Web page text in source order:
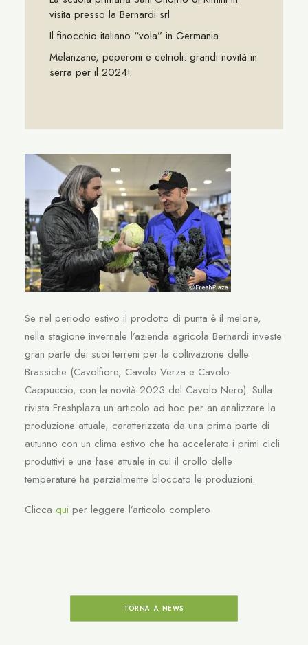
visita presso la Bernardi srl
Il finocchio italiano “vola” in Germania
Melanzane, peperoni e cetrioli: grandi novità in
serra per il 2024!
Se nel periodo estivo il prodotto di punta è il melone,
nella stagione invernale l’azienda agricola Bernardi investe
gran parte dei suoi terreni per la coltivazione delle
Brassiche (Cavolfiore, Cavolo Verza e Cavolo
Cappuccio, con la novità 2023 del Cavolo Nero). Sulla
rivista Freshplaza un articolo ad hoc per an analizzare la
produzione attuale, caratterizzata da una prima parte di
autunno con un clima estivo che ha accelerato i primi cicli
produttivi e una fase attuale in cui il crollo delle
temperature ha parzialmente bloccato le produzioni.
Clicca qui per leggere l’articolo completo
TORNA A NEWS